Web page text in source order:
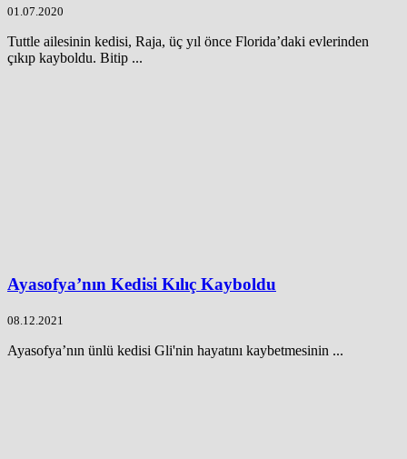
01.07.2020
Tuttle ailesinin kedisi, Raja, üç yıl önce Florida’daki evlerinden
çıkıp kayboldu. Bitip ...
Ayasofya’nın Kedisi Kılıç Kayboldu
08.12.2021
Ayasofya’nın ünlü kedisi Gli'nin hayatını kaybetmesinin ...